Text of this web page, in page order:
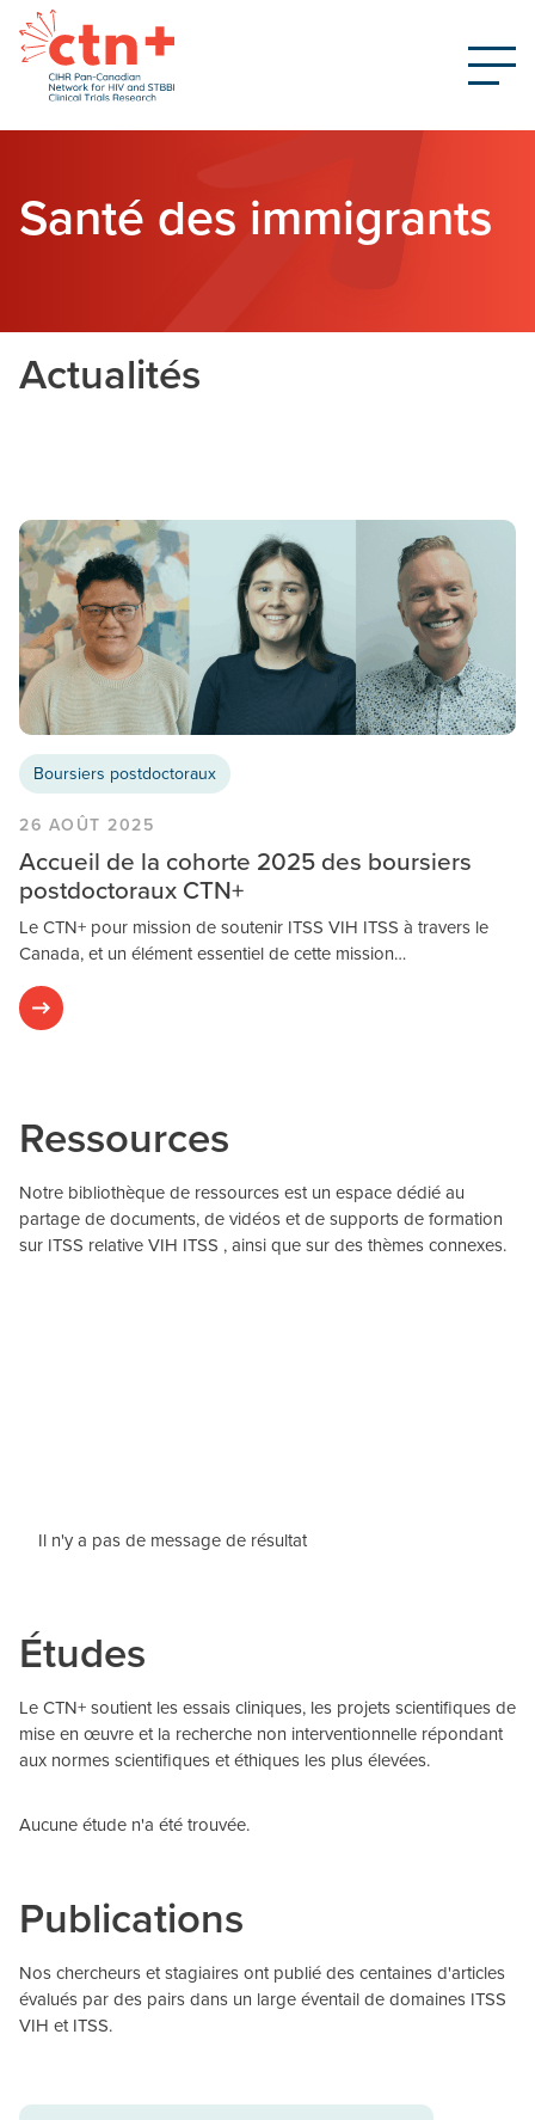
Santé des immigrants
Actualités
Boursiers postdoctoraux
26 AOÛT 2025
Accueil de la cohorte 2025 des boursiers
postdoctoraux CTN+
Le CTN+ pour mission de soutenir ITSS VIH ITSS à travers le
Canada, et un élément essentiel de cette mission…
Ressources
Notre bibliothèque de ressources est un espace dédié au
partage de documents, de vidéos et de supports de formation
sur ITSS relative VIH ITSS , ainsi que sur des thèmes connexes.
Il n'y a pas de message de résultat
Études
Le CTN+ soutient les essais cliniques, les projets scientifiques de
mise en œuvre et la recherche non interventionnelle répondant
aux normes scientifiques et éthiques les plus élevées.
Aucune étude n'a été trouvée.
Publications
Nos chercheurs et stagiaires ont publié des centaines d'articles
évalués par des pairs dans un large éventail de domaines ITSS
VIH et ITSS.